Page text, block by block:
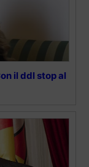
il ddl stop al